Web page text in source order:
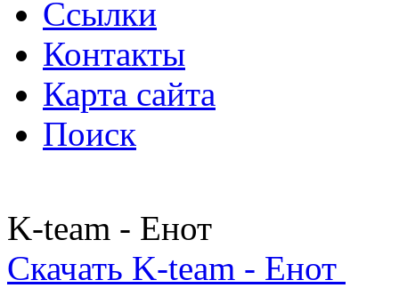
Ссылки
Контакты
Карта сайта
Поиск
K-team - Енот
Скачать K-team - Енот